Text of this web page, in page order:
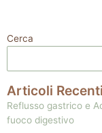
Cerca
Articoli Recenti
Reflusso gastrico e
fuoco digestivo